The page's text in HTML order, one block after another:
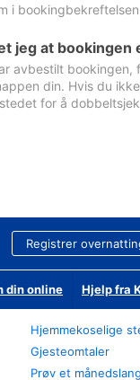
i
jeg at bookingen
avbestilt
din. Hvis du
for å
Registrer
din online Hjelp fra
Hjemmekoselige
Gjesteomtaler
Prøv et